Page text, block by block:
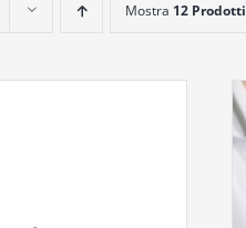
Mostra 12 Prodotti